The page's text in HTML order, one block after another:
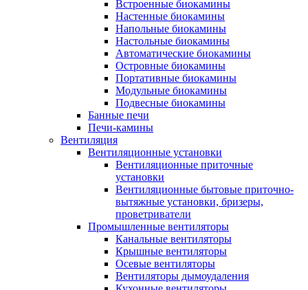
Встроенные биокамины
Настенные биокамины
Напольные биокамины
Настольные биокамины
Автоматические биокамины
Островные биокамины
Портативные биокамины
Модульные биокамины
Подвесные биокамины
Банные печи
Печи-камины
Вентиляция
Вентиляционные установки
Вентиляционные приточные
установки
Вентиляционные бытовые приточно-
вытяжные установки, бризеры,
проветриватели
Промышленные вентиляторы
Канальные вентиляторы
Крышные вентиляторы
Осевые вентиляторы
Вентиляторы дымоудаления